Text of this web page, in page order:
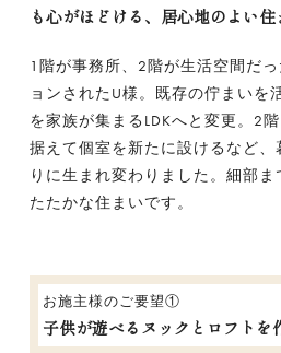
も心がほどける、居心地のよい住
1階が事務所、2階が生活空間だ
ョンされたU様。既存の佇まいを
を家族が集まるLDKへと変更。2
据えて個室を新たに設けるなど、
りに生まれ変わりました。細部
たたかな住まいです。
お施主様のご要望①
子供が遊べるヌックとロフトを